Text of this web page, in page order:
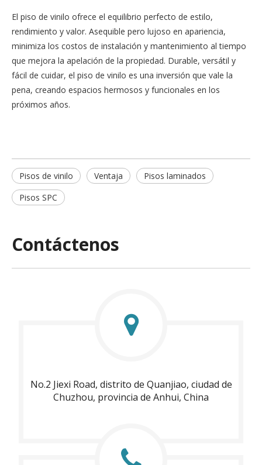
El piso de vinilo ofrece el equilibrio perfecto de estilo,
rendimiento y valor. Asequible pero lujoso en apariencia,
minimiza los costos de instalación y mantenimiento al tiempo
que mejora la apelación de la propiedad. Durable, versátil y
fácil de cuidar, el piso de vinilo es una inversión que vale la
pena, creando espacios hermosos y funcionales en los
próximos años.
Pisos de vinilo Ventaja
Pisos laminados
Pisos SPC
Contáctenos
No.2 Jiexi Road, distrito de Quanjiao, ciudad de
Chuzhou, provincia de Anhui, China